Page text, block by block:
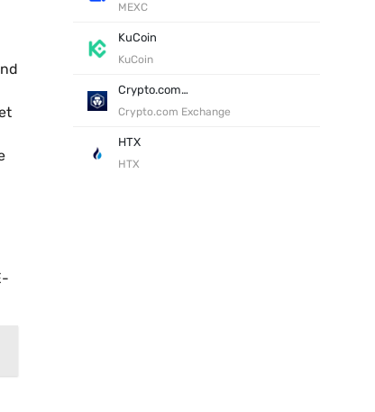
MEXC
KuCoin
KuCoin
Crypto.com Exchange
Crypto.com Exchange
HTX
HTX